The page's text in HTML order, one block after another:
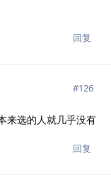
回复
#126
来选的人就几乎没有
回复